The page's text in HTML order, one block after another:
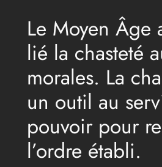
Le Moyen Âge
lié la chasteté
morales. La
un outil au
pouvoir pour
l’ordre établi.